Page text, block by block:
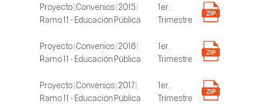
Proyecto | Convenios | 2015 |
Ramo 11 - Educación Pública
1er.
Trimestre
Proyecto | Convenios | 2016 |
Ramo 11 - Educación Pública
1er.
Trimestre
Proyecto | Convenios | 2017 |
Ramo 11 - Educación Pública
1er.
Trimestre